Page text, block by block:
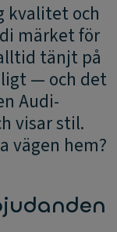
kvalitet och
märket för
tänjt på
— och det
Audi-
visar stil.
vägen hem?